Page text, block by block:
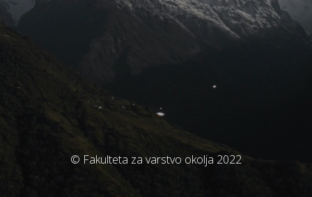
© Fakulteta za varstvo okolja 2022